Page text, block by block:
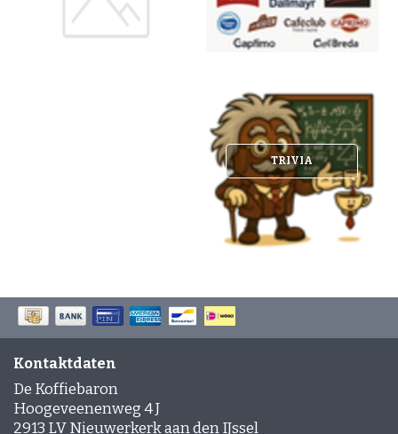
Espresso-rub
Peppermint Mocha
Desserts und Gebäck mit Kaffee
TRIVIA
Kontaktdaten
De Koffiebaron
Hoogeveenenweg 4 J
2913 LV Nieuwerkerk aan den IJssel